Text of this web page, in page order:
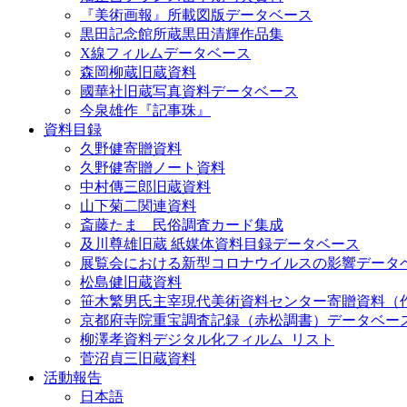
『美術画報』所載図版データベース
黒田記念館所蔵黒田清輝作品集
X線フィルムデータベース
森岡柳蔵旧蔵資料
國華社旧蔵写真資料データベース
今泉雄作『記事珠』
資料目録
久野健寄贈資料
久野健寄贈ノート資料
中村傳三郎旧蔵資料
山下菊二関連資料
斎藤たま 民俗調査カード集成
及川尊雄旧蔵 紙媒体資料目録データベース
展覧会における新型コロナウイルスの影響データ
松島健旧蔵資料
笹木繁男氏主宰現代美術資料センター寄贈資料（
京都府寺院重宝調査記録（赤松調書）データベー
柳澤孝資料デジタル化フィルム_リスト
菅沼貞三旧蔵資料
活動報告
日本語